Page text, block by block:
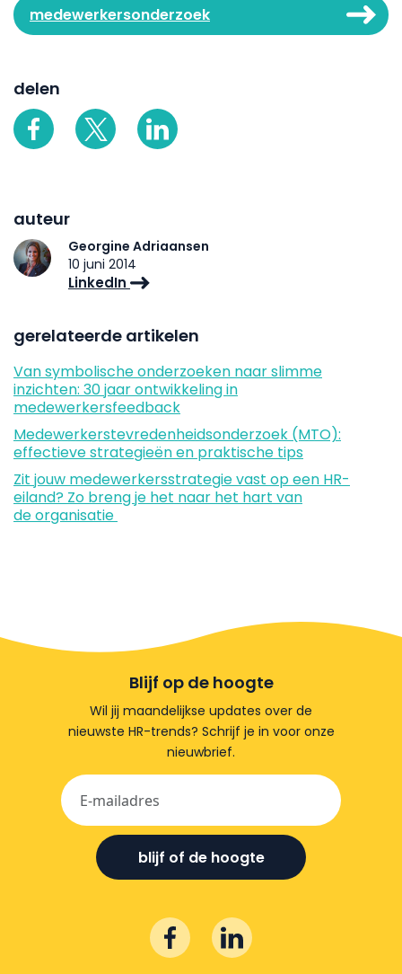
medewerkersonderzoek
delen
auteur
Georgine Adriaansen
10 juni 2014
LinkedIn
gerelateerde artikelen
Van symbolische onderzoeken naar slimme
inzichten: 30 jaar ontwikkeling in
medewerkersfeedback
Medewerkerstevredenheidsonderzoek (MTO):
effectieve strategieën en praktische tips
Zit jouw medewerkersstrategie vast op een HR-
eiland? Zo breng je het naar het hart van
de organisatie
Blijf op de hoogte
Wil jij maandelijkse updates over de
nieuwste HR-trends? Schrijf je in voor onze
nieuwbrief.
blijf of de hoogte